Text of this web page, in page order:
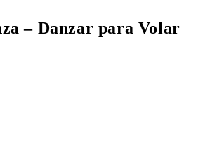
– Danzar para Volar